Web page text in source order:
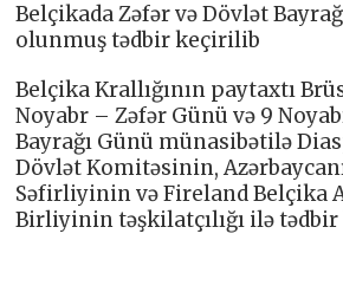
Belçikada Zəfər və Dövlət
olunmuş tədbir keçirilib
Belçika Krallığının paytaxtı
Noyabr – Zəfər Günü və 9
Bayrağı Günü münasibətilə
Dövlət Komitəsinin,
Səfirliyinin və Fireland Belçika
Birliyinin təşkilatçılığı ilə